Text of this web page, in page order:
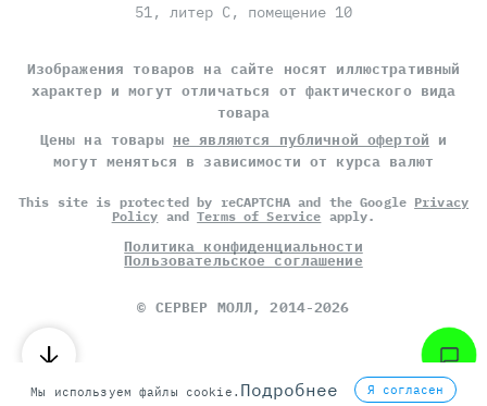
51, литер С, помещение 10
Изображения товаров на сайте носят иллюстративный
характер и могут отличаться от фактического вида
товара
Цены на товары не являются публичной офертой и
могут меняться в зависимости от курса валют
This site is protected by reCAPTCHA and the Google Privacy
Policy andTerms of Service apply.
Политика конфиденциальности
Пользовательское соглашение
© СЕРВЕР МОЛЛ, 2014-2026
Мы используем файлы cookie. Подробнее Я согласен